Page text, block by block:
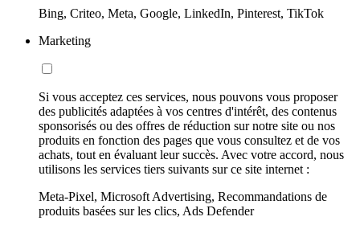
Bing, Criteo, Meta, Google, LinkedIn, Pinterest, TikTok
Marketing
Si vous acceptez ces services, nous pouvons vous proposer
des publicités adaptées à vos centres d'intérêt, des contenus
sponsorisés ou des offres de réduction sur notre site ou nos
produits en fonction des pages que vous consultez et de vos
achats, tout en évaluant leur succès. Avec votre accord, nous
utilisons les services tiers suivants sur ce site internet :
Meta-Pixel, Microsoft Advertising, Recommandations de
produits basées sur les clics, Ads Defender